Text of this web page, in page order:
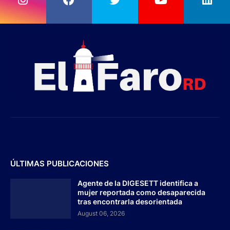
ÚLTIMAS PUBLICACIONES
Agente de la DIGESETT identifica a
mujer reportada como desaparecida
tras encontrarla desorientada
August 06, 2026